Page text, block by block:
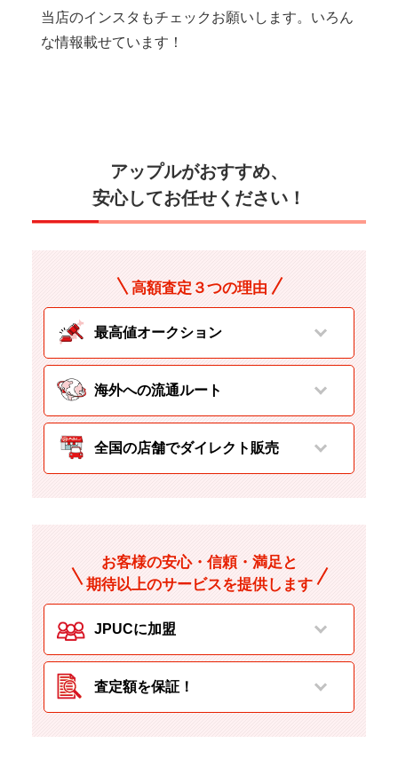
当店のインスタもチェックお願いします。いろん
な情報載せています！
アップルがおすすめ、
安心してお任せください！
高額査定３つの理由
最高値オークション
海外への流通ルート
全国の店舗でダイレクト販売
お客様の安心・信頼・満足と
期待以上のサービスを提供します
JPUCに加盟
査定額を保証！